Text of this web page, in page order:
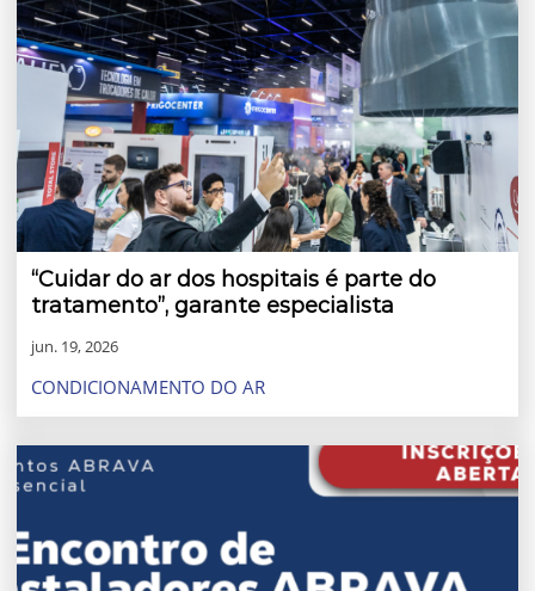
“Cuidar do ar dos hospitais é parte do
tratamento”, garante especialista
jun. 19, 2026
CONDICIONAMENTO DO AR